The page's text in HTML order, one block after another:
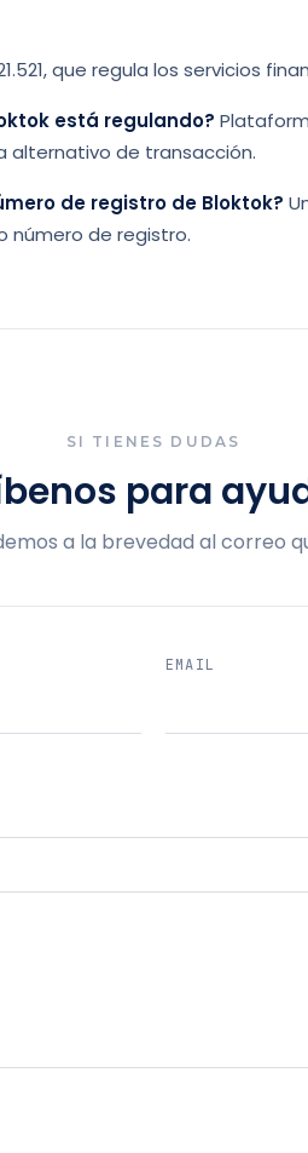
que regula los servicios
está regulando?
alternativo de transacción.
de registro de Bloktok?
número de registro.
SI TIENES DUDAS
para
a la brevedad al correo
EMAIL